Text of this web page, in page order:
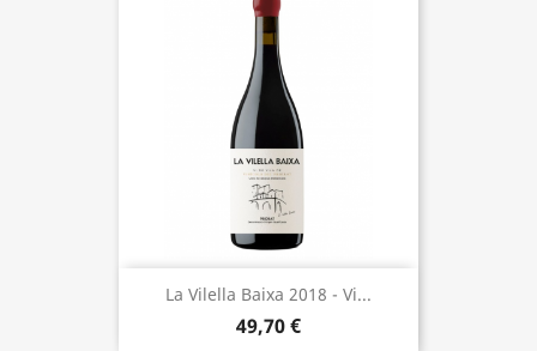
La Vilella Baixa 2018 - Vi...
49,70 €